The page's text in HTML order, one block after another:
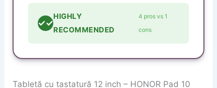
✓✓
HIGHLY
RECOMMENDED
4 pros vs 1
cons
Tabletă cu tastatură 12 inch – HONOR Pad 10